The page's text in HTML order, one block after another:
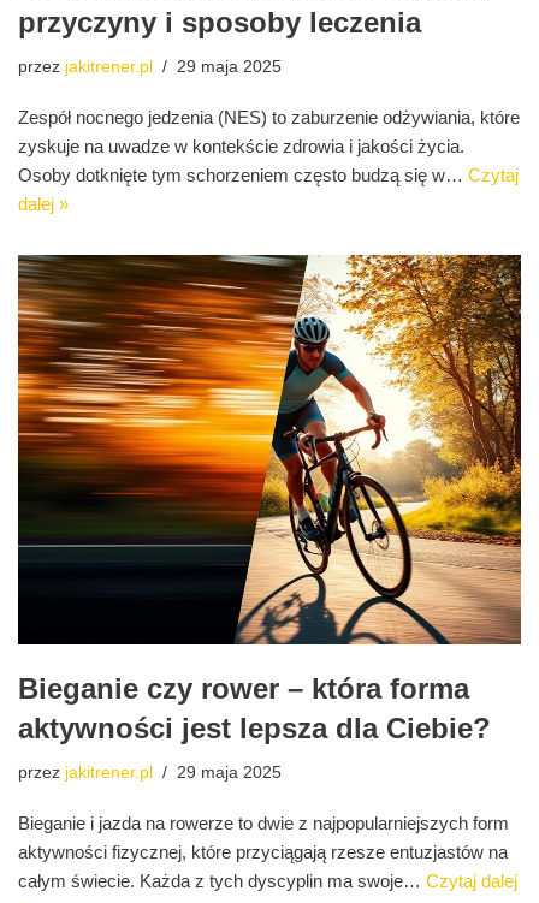
przyczyny i sposoby leczenia
przez jakitrener.pl 29 maja 2025
Zespół nocnego jedzenia (NES) to zaburzenie odżywiania, które
zyskuje na uwadze w kontekście zdrowia i jakości życia.
Osoby dotknięte tym schorzeniem często budzą się w… Czytaj
dalej »
Bieganie czy rower – która forma
aktywności jest lepsza dla Ciebie?
przez jakitrener.pl 29 maja 2025
Bieganie i jazda na rowerze to dwie z najpopularniejszych form
aktywności fizycznej, które przyciągają rzesze entuzjastów na
całym świecie. Każda z tych dyscyplin ma swoje… Czytaj dalej